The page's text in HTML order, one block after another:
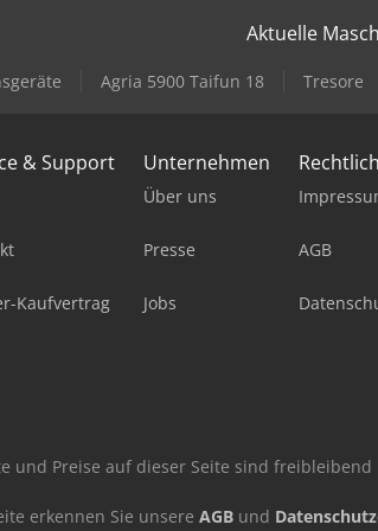
Aktuelle
Agria 5900 Taifun 18 Tresore
& Support
Kaufvertrag
Unternehmen
Über uns
Presse
Jobs
AGB
und Preise auf dieser Seite sind
erkennen Sie unsere AGB und